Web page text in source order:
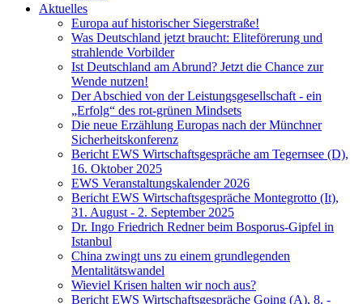
Aktuelles
Europa auf historischer Siegerstraße!
Was Deutschland jetzt braucht: Eliteförerung und
strahlende Vorbilder
Ist Deutschland am Abrund? Jetzt die Chance zur
Wende nutzen!
Der Abschied von der Leistungsgesellschaft - ein
„Erfolg“ des rot-grünen Mindsets
Die neue Erzählung Europas nach der Münchner
Sicherheitskonferenz
Bericht EWS Wirtschaftsgespräche am Tegernsee (D),
16. Oktober 2025
EWS Veranstaltungskalender 2026
Bericht EWS Wirtschaftsgespräche Montegrotto (It),
31. August - 2. September 2025
Dr. Ingo Friedrich Redner beim Bosporus-Gipfel in
Istanbul
China zwingt uns zu einem grundlegenden
Mentalitätswandel
Wieviel Krisen halten wir noch aus?
Bericht EWS Wirtschaftsgespräche Going (A), 8. -